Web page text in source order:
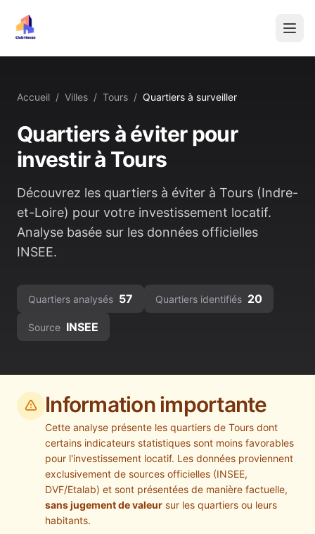
Accueil / Villes / Tours / Quartiers à surveiller
Quartiers à éviter pour
investir à Tours
Découvrez les quartiers à éviter à Tours (Indre-
et-Loire) pour votre investissement locatif.
Analyse basée sur les données officielles
INSEE.
Quartiers analysés 57 Quartiers identifiés 20
Source INSEE
Information importante
Cette analyse présente les quartiers de Tours dont
certains indicateurs statistiques sont moins favorables
pour l'investissement locatif. Les données proviennent
exclusivement de sources officielles (INSEE,
DVF/Etalab) et sont présentées de manière factuelle,
sans jugement de valeur sur les quartiers ou leurs
habitants.